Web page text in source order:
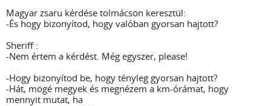
Magyar zsaru kérdése tolmácson keresztül:
-És hogy bizonyítod, hogy valóban gyorsan hajtott?
Sheriff :
-Nem értem a kérdést. Még egyszer, please!
-Hogy bizonyítod be, hogy tényleg gyorsan hajtott?
-Hát, mögé megyek és megnézem a km-órámat, hogy
mennyit mutat, ha